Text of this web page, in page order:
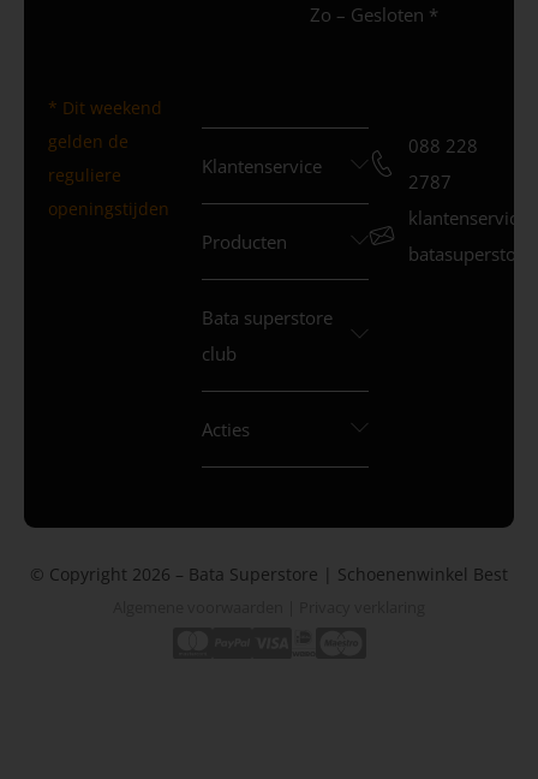
Zo – Gesloten *
* Dit weekend
gelden de
reguliere
openingstijden
Klantenservice
Producten
Bata superstore
club
Acties
088 228
2787
© Copyright 2026 – Bata Superstore | Schoenenwinkel Best